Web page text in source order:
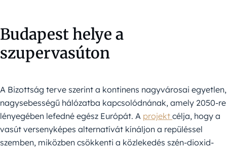
Budapest helye a
szupervasúton
A Bizottság terve szerint a kontinens nagyvárosai egyetlen,
nagysebességű hálózatba kapcsolódnának, amely 2050-re
lényegében lefedné egész Európát. A projekt célja, hogy a
vasút versenyképes alternatívát kínáljon a repüléssel
szemben, miközben csökkenti a közlekedés szén-dioxid-